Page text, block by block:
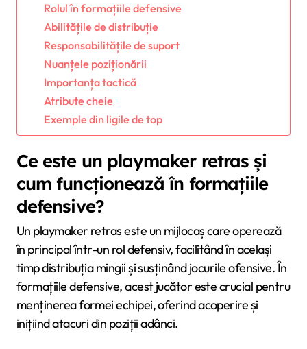
Rolul în formațiile defensive
Abilitățile de distribuție
Responsabilitățile de suport
Nuanțele poziționării
Importanța tactică
Atribute cheie
Exemple din ligile de top
Ce este un playmaker retras și
cum funcționează în formațiile
defensive?
Un playmaker retras este un mijlocaș care operează
în principal într-un rol defensiv, facilitând în același
timp distribuția mingii și susținând jocurile ofensive. În
formațiile defensive, acest jucător este crucial pentru
menținerea formei echipei, oferind acoperire și
inițiind atacuri din poziții adânci.